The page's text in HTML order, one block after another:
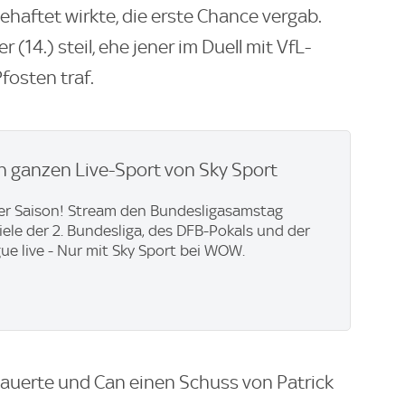
wirkte, die erste Chance vergab.
(14.) steil, ehe jener im Duell mit VfL-
traf.
ganzen Live-Sport von Sky Sport
Saison! Stream den Bundesligasamstag
der 2. Bundesliga, des DFB-Pokals und der
live - Nur mit Sky Sport bei WOW.
und Can einen Schuss von Patrick